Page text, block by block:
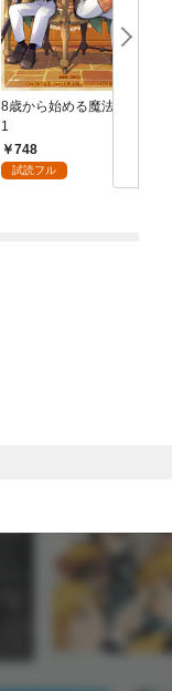
8歳から始める魔法学
1
748
試読フル